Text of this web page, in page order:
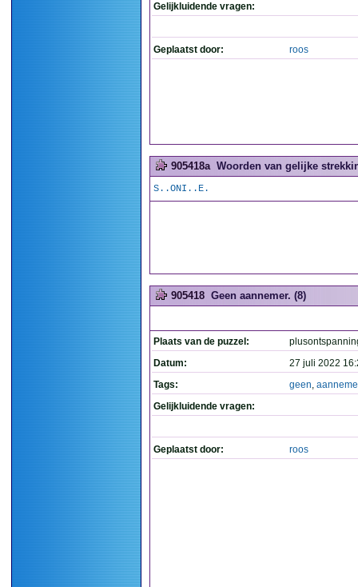
Gelijkluidende vragen:
Geplaatst door: roos
905418a Woorden van gelijke
S..ONI..E.
905418 Geen aannemer. (8)
Plaats van de puzzel:
Datum:
27 juli 2022
Tags:
geen,
Gelijkluidende vragen:
Geplaatst door: roos